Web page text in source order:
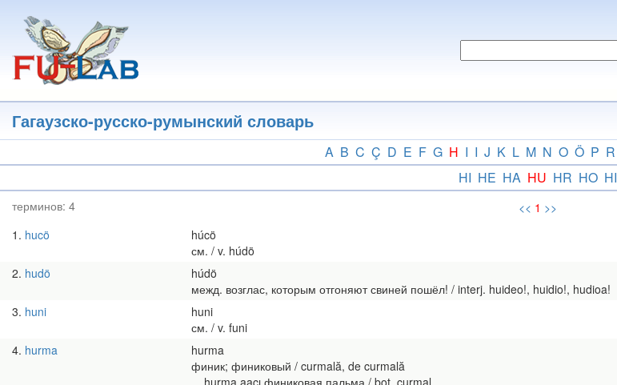
основному
содержанию
Гагаузско-русско-румынский словарь
A B C Ç D E F G H I I J K L M N O Ö P R
HI HE HA HU HR HO HI
терминов: 4 << 1 >>
1 hucö
húcö
см. / v. húdö
2 hudö
húdö
межд. возглас, которым отгоняют свиней пошёл! / interj. huideo!, huidio!, hudioa!
3 huni
huni
см. / v. funi
4 hurma
hurma
финик; финиковый / curmală, de curmală
hurma aacı финиковая пальма / bot. curmal